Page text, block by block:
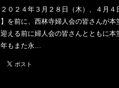
２０２４年３月２８日（木）、４月
】を前に、西林寺婦人会の皆さんが
迎える前に婦人会の皆さんとともに
年もまた永…